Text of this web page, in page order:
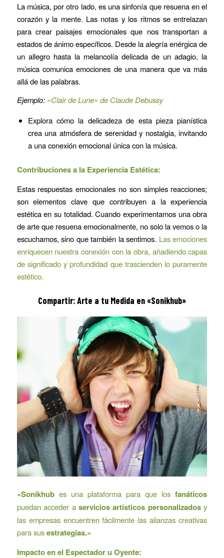
La música, por otro lado, es una sinfonía que resuena en el
corazón y la mente. Las notas y los ritmos se entrelazan
para crear paisajes emocionales que nos transportan a
estados de ánimo específicos. Desde la alegría enérgica de
un allegro hasta la melancolía delicada de un adagio, la
música comunica emociones de una manera que va más
allá de las palabras.
Ejemplo: «Clair de Lune» de Claude Debussy
Explora cómo la delicadeza de esta pieza pianística
crea una atmósfera de serenidad y nostalgia, invitando
a una conexión emocional única con la música.
Contribuciones a la Experiencia Estética:
Estas respuestas emocionales no son simples reacciones;
son elementos clave que contribuyen a la experiencia
estética en su totalidad. Cuando experimentamos una obra
de arte que resuena emocionalmente, no solo la vemos o la
escuchamos, sino que también la sentimos. Las emociones
enriquecen nuestra conexión con la obra, añadiendo capas
de significado y profundidad que trascienden lo puramente
estético.
Compartir: Arte a tu Medida en «Sonikhub»
«Sonikhubes una plataforma para que los fanáticos
puedan acceder aservicios artísticos personalizadosy
las empresas encuentren fácilmente las alianzas creativas
para susestrategias.»
Impacto en el Espectador u Oyente: